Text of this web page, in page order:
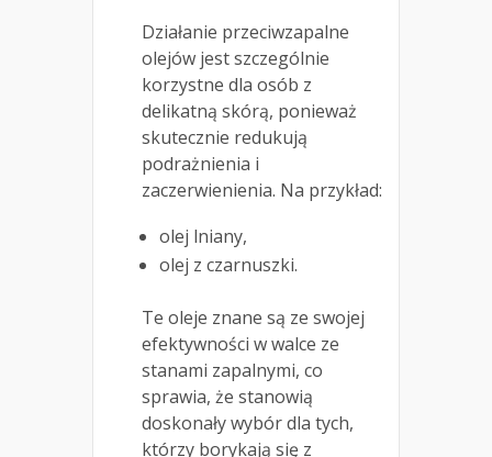
Działanie przeciwzapalne
olejów jest szczególnie
korzystne dla osób z
delikatną skórą, ponieważ
skutecznie redukują
podrażnienia i
zaczerwienienia. Na przykład:
olej lniany,
olej z czarnuszki.
Te oleje znane są ze swojej
efektywności w walce ze
stanami zapalnymi, co
sprawia, że stanowią
doskonały wybór dla tych,
którzy borykają się z